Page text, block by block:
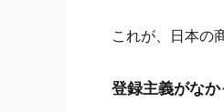
これが、日本の
登録主義がな